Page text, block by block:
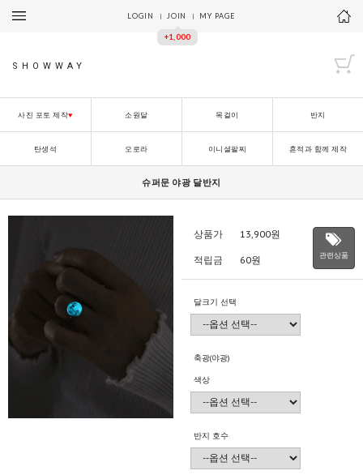
LOGIN JOIN
+1,000
MY PAGE
SHOWWAY
사진 포토 제작♥ 소원달 목걸이 반지
탄생석 오로라 이니셜팔찌 흔적과 함께 제작
슈퍼문 야광 달반지
상품가 13,900원
적립금 60원 관련상품
달크기 선택
축광(야광)
색상
반지 호수